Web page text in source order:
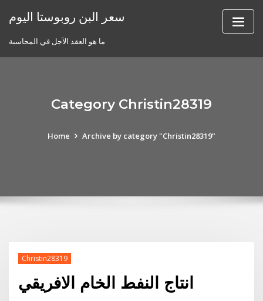
سعر البن روبوستا اليوم
ما هو العقد الآجل في المحاسبة
Category Christin28319
Home Archive by category "Christin28319"
Christin28319
انتاج النفط الخام الافريقي